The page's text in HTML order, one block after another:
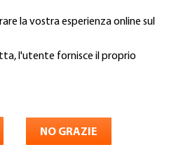
la vostra esperienza online sul
l'utente fornisce il proprio
NO GRAZIE